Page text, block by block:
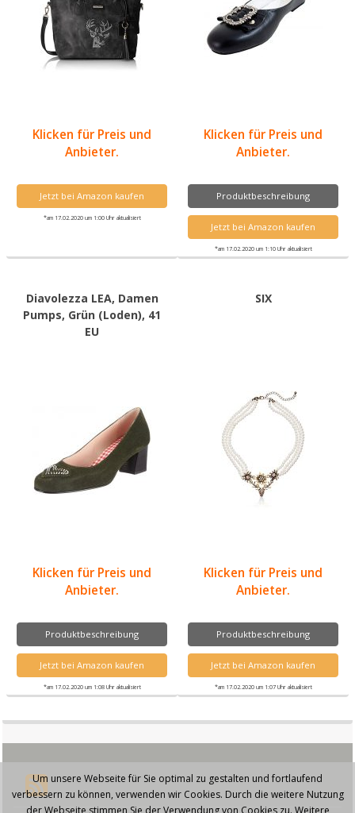
Klicken für Preis und
Anbieter.
Jetzt bei Amazon kaufen
*am 17.02.2020 um 1:00 Uhr aktualisiert
Klicken für Preis und
Anbieter.
Produktbeschreibung
Jetzt bei Amazon kaufen
*am 17.02.2020 um 1:10 Uhr aktualisiert
Diavolezza LEA, Damen
Pumps, Grün (Loden), 41
EU
Klicken für Preis und
Anbieter.
Produktbeschreibung
Jetzt bei Amazon kaufen
*am 17.02.2020 um 1:08 Uhr aktualisiert
SIX
Klicken für Preis und
Anbieter.
Produktbeschreibung
Jetzt bei Amazon kaufen
*am 17.02.2020 um 1:07 Uhr aktualisiert
Um unsere Webseite für Sie optimal zu gestalten und fortlaufend
verbessern zu können, verwenden wir Cookies. Durch die weitere Nutzung
der Webseite stimmen Sie der Verwendung von Cookies zu. Weitere